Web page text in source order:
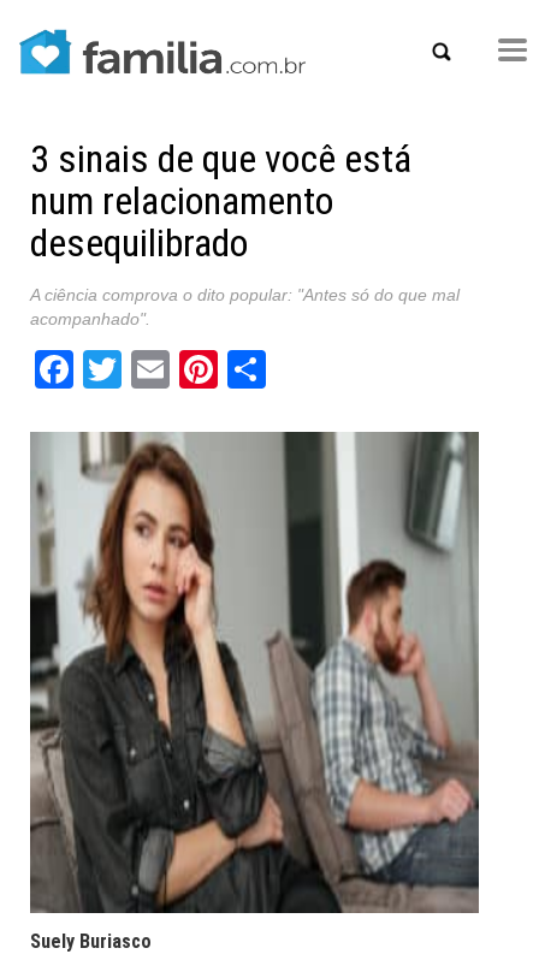
3 sinais de que você está
num relacionamento
desequilibrado
A ciência comprova o dito popular: "Antes só do que mal
acompanhado".
Facebook
Twitter
EmailPinterest
Suely Buriasco